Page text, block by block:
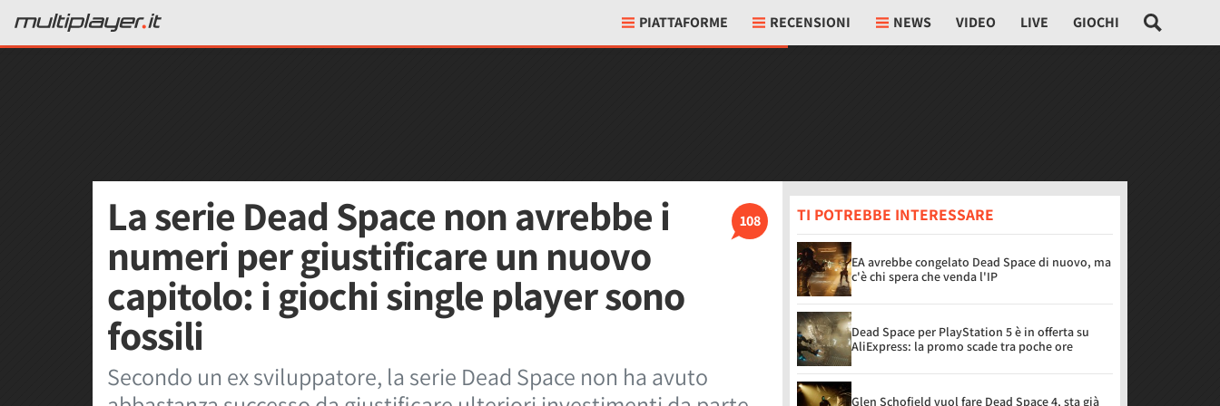
PIATTAFORME RECENSIONI NEWS VIDEO LIVE GIOCHI
108
La serie Dead Space non avrebbe i
numeri per giustificare un nuovo
capitolo: i giochi single player sono
fossili
Secondo un ex sviluppatore, la serie Dead Space non ha avuto
TI POTREBBE INTERESSARE
EA avrebbe congelato Dead Space di nuovo, ma
c'è chi spera che venda l'IP
Dead Space per PlayStation 5 è in offerta su
AliExpress: la promo scade tra poche ore
Glen Schofield vuol fare Dead Space 4, sta già